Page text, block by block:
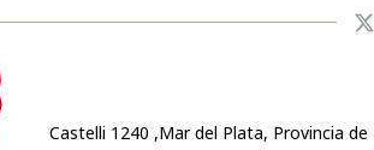
Castelli 1240 ,Mar del Plata, Provincia de